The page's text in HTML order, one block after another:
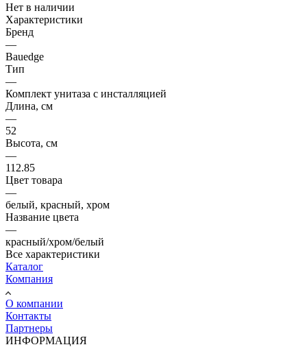
Нет в наличии
Характеристики
Бренд
—
Bauedge
Тип
—
Комплект унитаза c инсталляцией
Длина, см
—
52
Высота, см
—
112.85
Цвет товара
—
белый, красный, хром
Название цвета
—
красный/хром/белый
Все характеристики
Каталог
Компания
О компании
Контакты
Партнеры
ИНФОРМАЦИЯ